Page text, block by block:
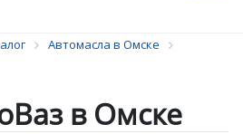
Автомасла в Омске
в Омске